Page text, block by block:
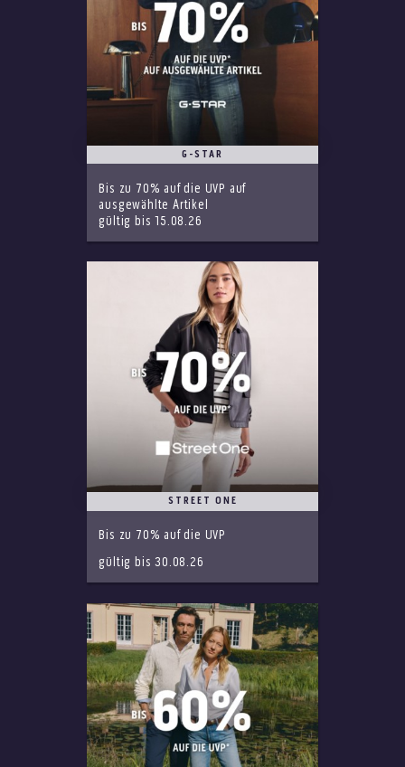
G-STAR
Bis zu 70% auf die UVP auf
ausgewählte Artikel
gültig bis 15.08.26
STREET ONE
Bis zu 70% auf die UVP
gültig bis 30.08.26